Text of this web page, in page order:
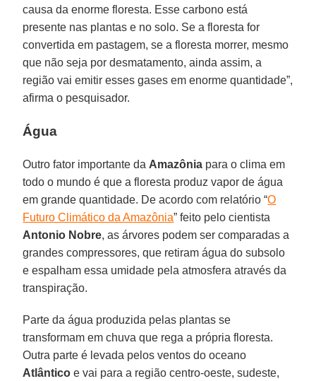
causa da enorme floresta. Esse carbono está
presente nas plantas e no solo. Se a floresta for
convertida em pastagem, se a floresta morrer, mesmo
que não seja por desmatamento, ainda assim, a
região vai emitir esses gases em enorme quantidade”,
afirma o pesquisador.
Água
Outro fator importante da Amazônia para o clima em
todo o mundo é que a floresta produz vapor de água
em grande quantidade. De acordo com relatório “O
Futuro Climático da Amazônia” feito pelo cientista
Antonio Nobre, as árvores podem ser comparadas a
grandes compressores, que retiram água do subsolo
e espalham essa umidade pela atmosfera através da
transpiração.
Parte da água produzida pelas plantas se
transformam em chuva que rega a própria floresta.
Outra parte é levada pelos ventos do oceano
Atlântico e vai para a região centro-oeste, sudeste,